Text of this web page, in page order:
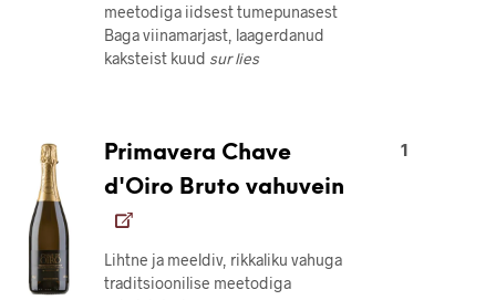
meetodiga iidsest tumepunasest
Baga viinamarjast, laagerdanud
kaksteist kuud sur lies
Primavera Chave
d'Oiro Bruto vahuvein
Lihtne ja meeldiv, rikkaliku vahuga
traditsioonilise meetodiga
1